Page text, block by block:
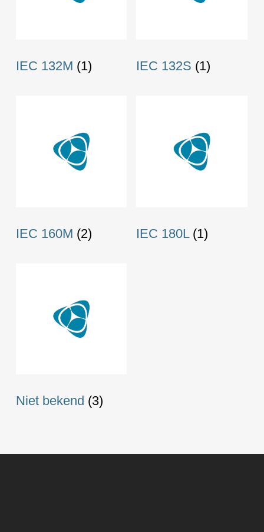
IEC 132M (1) IEC 132S (1)
IEC 160M (2) IEC 180L (1)
Niet bekend (3)